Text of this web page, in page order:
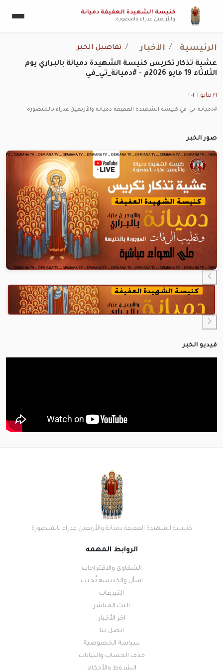
كنيسة الشهيدة العفيفة دميانة
والأربعين عذراء بالمنصورة
الرئيسية الأخبار
تفاصيل الخبر
عشية تذكار تكريس كنيسة الشهيدة دميانة بالبراري يوم
الثلاثاء 19 مايو 2026م - #دميانة_تي_في
١٩ مايو ٢٠٢٦
#دميانة_تي_في كنيسة الشهيدة العفيفة دميانة والأربعين عذراء بالمنصورة
صور الخبر
فيديو الخبر
كنيسة الشهيدة العفيفة دميانة والأربعين عذراء بالمنصورة
الروابط المهمه
الشكاوى والاقتراحات
اسأل والكنيسة تُجيب
التبرعات
البث المباشر
اخر الأخبار
اتصل بنا
سياسة الخصوصية
حذف الحساب والبيانات
الشروط والأحكام